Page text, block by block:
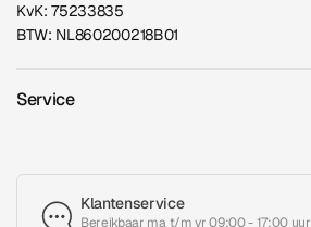
KvK: 75233835
BTW: NL860200218B01
Service
Klantenservice
Bereikbaar ma t/m vr 09:00 - 17:00 uur